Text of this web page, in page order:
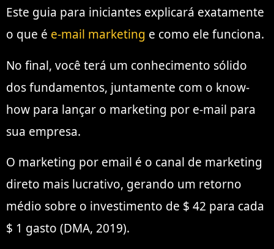
Este guia para iniciantes explicará exatamente
o que é e-mail marketing e como ele funciona.
No final, você terá um conhecimento sólido
dos fundamentos, juntamente com o know-
how para lançar o marketing por e-mail para
sua empresa.
O marketing por email é o canal de marketing
direto mais lucrativo, gerando um retorno
médio sobre o investimento de $ 42 para cada
$ 1 gasto (DMA, 2019).